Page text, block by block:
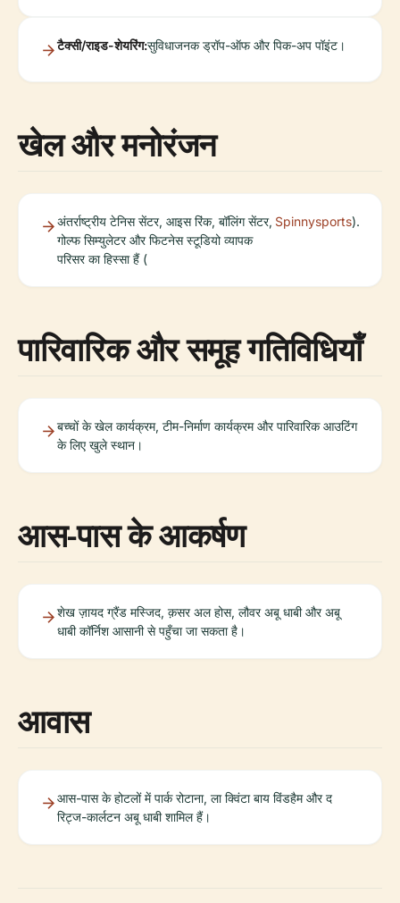
टैक्सी/राइड-शेयरिंग:सुविधाजनक ड्रॉप-ऑफ और पिक-अप पॉइंट।
खेल और मनोरंजन
अंतर्राष्ट्रीय टेनिस सेंटर, आइस रिंक, बॉलिंग सेंटर,
गोल्फ सिम्युलेटर और फिटनेस स्टूडियो व्यापक
परिसर का हिस्सा हैं (
Spinnysports).
पारिवारिक और समूह गतिविधियाँ
बच्चों के खेल कार्यक्रम, टीम-निर्माण कार्यक्रम और पारिवारिक आउटिंग
के लिए खुले स्थान।
आस-पास के आकर्षण
शेख ज़ायद ग्रैंड मस्जिद, क़सर अल होस, लौवर अबू धाबी और अबू
धाबी कॉर्निश आसानी से पहुँचा जा सकता है।
आवास
आस-पास के होटलों में पार्क रोटाना, ला क्विंटा बाय विंडहैम और द
रिट्ज-कार्लटन अबू धाबी शामिल हैं।